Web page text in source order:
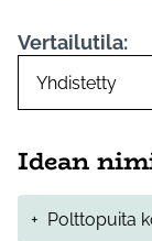
Vertailutila:
Idean
+ Polttopuita